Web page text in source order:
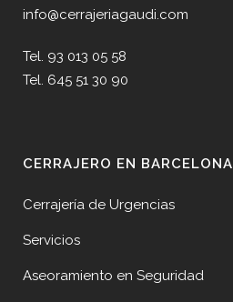
info@cerrajeriagaudi.com
Tel. 93 013 05 58
Tel. 645 51 30 90
CERRAJERO EN BARCELONA
Cerrajería de Urgencias
Servicios
Aseoramiento en Seguridad